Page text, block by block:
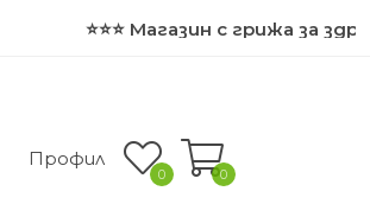
⭐⭐⭐ Магазин с грижа за
Профил
0 0